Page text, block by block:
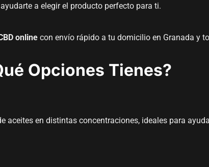
a elegir el producto perfecto para ti.
online con envío rápido a tu domicilio en Granada y
Opciones Tienes?
en distintas concentraciones, ideales para